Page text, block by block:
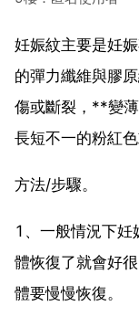
妊娠紋主要是妊
的彈力纖維與膠
傷或斷裂，**變
長短不一的粉紅
方法/步驟。
1、一般情況下妊
體恢復了就會好
體要慢慢恢復。